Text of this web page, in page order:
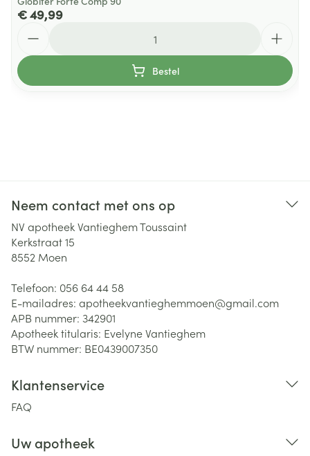
€ 49,99
Bestel
Neem contact met ons op
NV apotheek Vantieghem Toussaint
Kerkstraat 15
8552 Moen
Telefoon: 056 64 44 58
E-mailadres: apotheekvantieghemmoen@gmail.com
APB nummer: 342901
Apotheek titularis: Evelyne Vantieghem
BTW nummer: BE0439007350
Klantenservice
FAQ
Uw apotheek